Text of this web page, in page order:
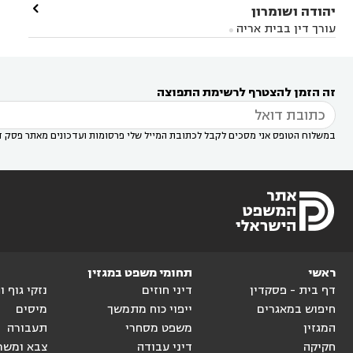
דין בקרית אונו
אונו
עורך דין בבת ים
דין בשוהם 
עורך דין בראשון לציון עורך דין במודיעין
עורך דין
בבאר יעקב
עורך דין בגדרהיהודה ושומרון
עורך דין בבית אריה 

זה הזמן להצטרף לרשימת התפוצה
במשלוח הטופס אני מסכים לקבל לכתובת המייל שלי פרסומות ועדכונים מאתר פסק
ראשי
דף בית - פסקדין
חיפוש במאגרים
המגזין
חקיקה
תחומי משפט במגזין
דיני חוזים
ייפוי כוח מתמשך
משפט מסחרי
דיני עבודה
נזקי גוף
מיסים
תעבורה
צבא